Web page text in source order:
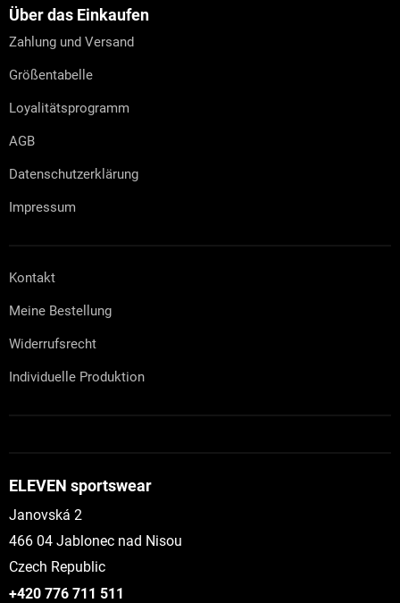
Über das Einkaufen
Zahlung und Versand
Größentabelle
Loyalitätsprogramm
AGB
Datenschutzerklärung
Impressum
Kontakt
Meine Bestellung
Widerrufsrecht
Individuelle Produktion
ELEVEN sportswear
Janovská 2
466 04 Jablonec nad Nisou
Czech Republic
+420 776 711 511